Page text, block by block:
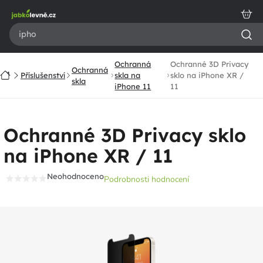
obsah
DomůPříslušenství
Ochranná
skla
Ochranná
skla na
iPhone 11
Ochranné 3D Privacy
sklo na iPhone XR /
11
Ochranné 3D Privacy sklo
na iPhone XR / 11
NeohodnocenoPodrobnosti hodnocení